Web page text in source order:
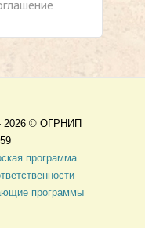
2026 © ОГРНИП
программа
программы